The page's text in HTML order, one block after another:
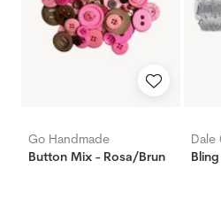
Go Handmade
Button Mix - Rosa/Brun
Dale